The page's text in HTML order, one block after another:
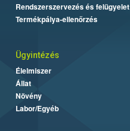
Rendszerszervezés és felügyelet
Termékpálya-ellenőrzés
Ügyintézés
Élelmiszer
Állat
Növény
Labor/Egyéb